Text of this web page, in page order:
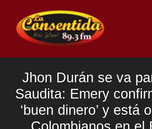
contenido
Jhon Durán se va
Saudita: Emery
‘buen dinero’ y está